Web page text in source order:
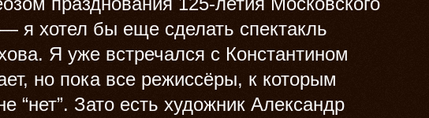
я хотел бы еще сделать спектакль
Я уже встречался с Константином
но пока все режиссёры, к которым
“нет”. Зато есть художник Александр